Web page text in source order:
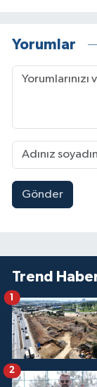
Yorumlar
Gönder
Trend
1
2